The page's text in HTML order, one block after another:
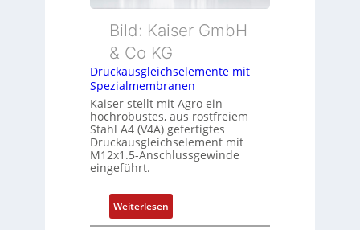
Bild: Kaiser GmbH
& Co KG
Druckausgleichselemente mit
Spezialmembranen
Kaiser stellt mit Agro ein
hochrobustes, aus rostfreiem
Stahl A4 (V4A) gefertigtes
Druckausgleichselement mit
M12x1.5-Anschlussgewinde
eingeführt.
Weiterlesen:
D